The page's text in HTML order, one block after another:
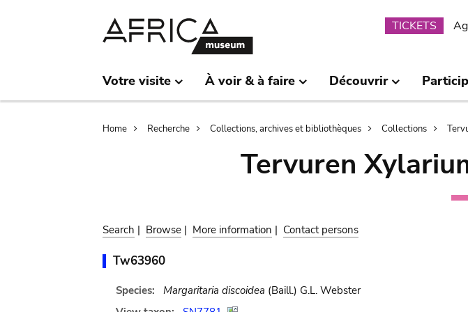
TICKETS
Votre visite À voir & à faire Découvrir
Breadcrumb
Home Recherche Collections, archives et bibliothèques Collections
Tervuren
Search | Browse | More information | Contact persons
Tw63960
Species: Margaritaria discoidea (Baill.) G.L. Webster